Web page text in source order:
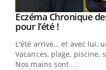
Youtube
Eczéma Chronique
pour l’été !Youtube
L'été arrive… et avec lui,
Vacances, plage,
Nos mains sont ...